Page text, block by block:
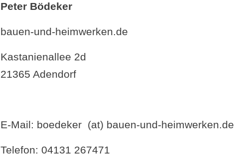
Peter Bödeker
bauen-und-heimwerken.de
Kastanienallee 2d
21365 Adendorf
E-Mail: boedeker (at) bauen-und-heimwerken.de
Telefon: 04131 267471